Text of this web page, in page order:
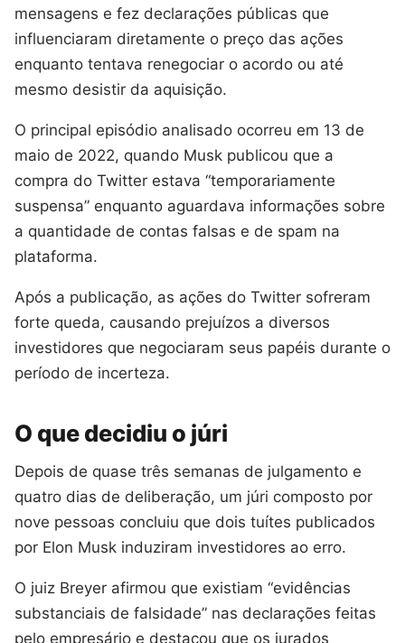
mensagens e fez declarações públicas que
influenciaram diretamente o preço das ações
enquanto tentava renegociar o acordo ou até
mesmo desistir da aquisição.
O principal episódio analisado ocorreu em 13 de
maio de 2022, quando Musk publicou que a
compra do Twitter estava “temporariamente
suspensa” enquanto aguardava informações sobre
a quantidade de contas falsas e de spam na
plataforma.
Após a publicação, as ações do Twitter sofreram
forte queda, causando prejuízos a diversos
investidores que negociaram seus papéis durante o
período de incerteza.
O que decidiu o júri
Depois de quase três semanas de julgamento e
quatro dias de deliberação, um júri composto por
nove pessoas concluiu que dois tuítes publicados
por Elon Musk induziram investidores ao erro.
O juiz Breyer afirmou que existiam “evidências
substanciais de falsidade” nas declarações feitas
pelo empresário e destacou que os jurados